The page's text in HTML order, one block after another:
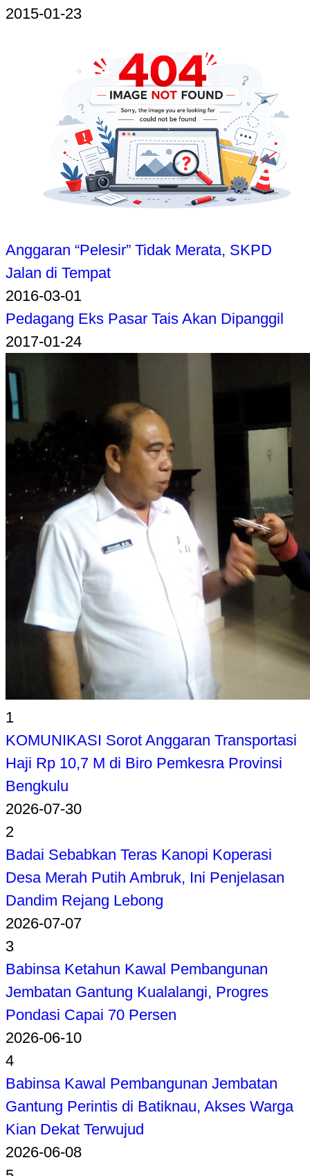
2015-01-23
Anggaran “Pelesir” Tidak Merata, SKPD
Jalan di Tempat
2016-03-01
Pedagang Eks Pasar Tais Akan Dipanggil
2017-01-24
1
KOMUNIKASI Sorot Anggaran Transportasi
Haji Rp 10,7 M di Biro Pemkesra Provinsi
Bengkulu
2026-07-30
2
Badai Sebabkan Teras Kanopi Koperasi
Desa Merah Putih Ambruk, Ini Penjelasan
Dandim Rejang Lebong
2026-07-07
3
Babinsa Ketahun Kawal Pembangunan
Jembatan Gantung Kualalangi, Progres
Pondasi Capai 70 Persen
2026-06-10
4
Babinsa Kawal Pembangunan Jembatan
Gantung Perintis di Batiknau, Akses Warga
Kian Dekat Terwujud
2026-06-08